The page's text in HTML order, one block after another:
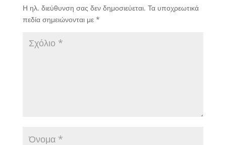
Η ηλ. διεύθυνση σας δεν δημοσιεύεται. Τα υποχρεωτικά
πεδία σημειώνονται με *